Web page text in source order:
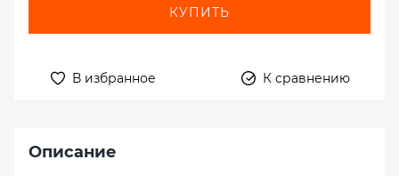
КУПИТЬ
В избранное К сравнению
Описание